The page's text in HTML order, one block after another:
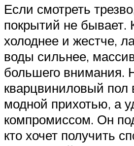
Если смотреть
покрытий не бывает.
холоднее и жестче,
воды сильнее,
большего внимания.
кварцвиниловый пол
модной прихотью, а
компромиссом. Он
кто хочет получить